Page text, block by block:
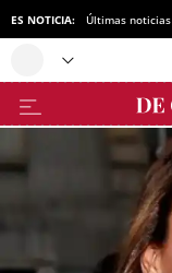
ES NOTICIA: Últimas noticias